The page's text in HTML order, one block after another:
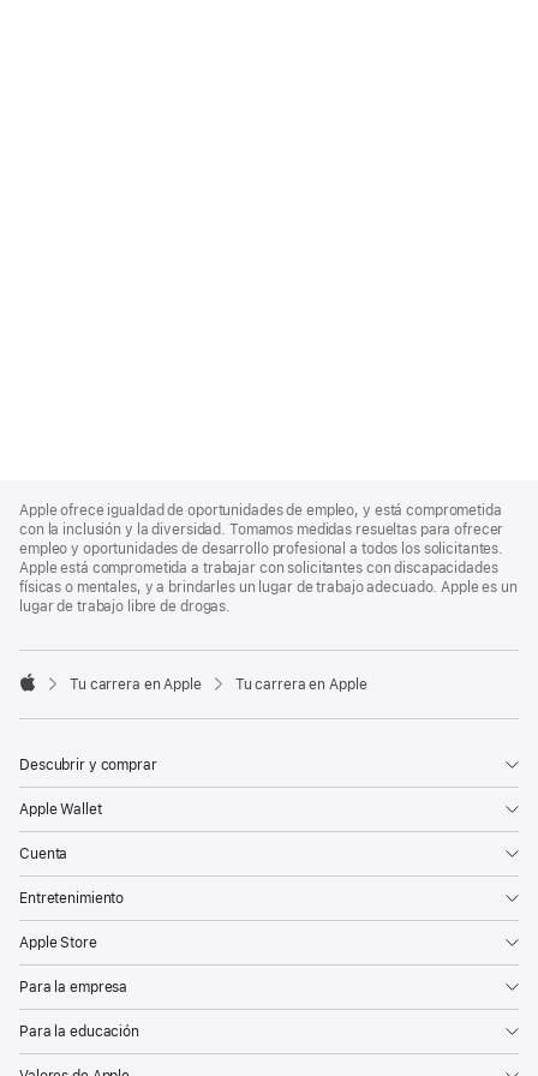
Footer
Apple ofrece igualdad de oportunidades de empleo, y está comprometida
con la inclusión y la diversidad. Tomamos medidas resueltas para ofrecer
empleo y oportunidades de desarrollo profesional a todos los solicitantes.
Apple está comprometida a trabajar con solicitantes con discapacidades
físicas o mentales, y a brindarles un lugar de trabajo adecuado. Apple es un
lugar de trabajo libre de drogas.

Tu carrera en Apple Tu carrera en Apple
Descubrir y comprar
Apple Wallet
Cuenta
Entretenimiento
Apple Store
Para la empresa
Para la educación